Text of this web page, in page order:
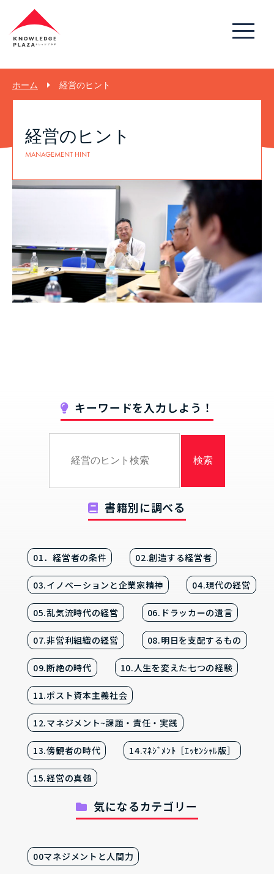
ホーム 経営のヒント
経営のヒント
MANAGEMENT HINT
キーワードを入力しよう！
書籍別に調べる
01．経営者の条件 02.創造する経営者
03.イノベーションと企業家精神 04.現代の経営
05.乱気流時代の経営 06.ドラッカーの遺言
07.非営利組織の経営 08.明日を支配するもの
09.断絶の時代 10.人生を変えた七つの経験
11.ポスト資本主義社会
12.マネジメント~課題・責任・実践
13.傍観者の時代 14.ﾏﾈｼﾞﾒﾝﾄ［ｴｯｾﾝｼｬﾙ版］
15.経営の真髄
気になるカテゴリー
00マネジメントと人間力